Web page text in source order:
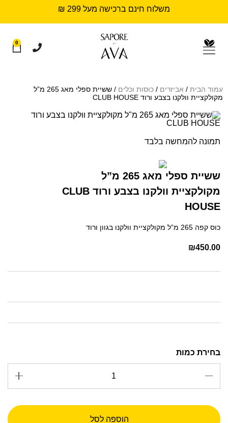
משלוח חינם ברכישה מעל 299 ₪
0
עמוד הבית / אביזרים / כוסות וכלים
/ ששיית ספלי מאג 265 מ”ל
מקולקציית וולקנו בצבע ורוד CLUB HOUSE
תמונה להמחשה בלבד
ששיית ספלי מאג 265 מ”ל
מקולקציית וולקנו בצבע ורוד CLUB
HOUSE
כוס קפה 265 מ”ל מקולקציית וולקנו בגוון ורוד
₪450.00
הוספה לסל